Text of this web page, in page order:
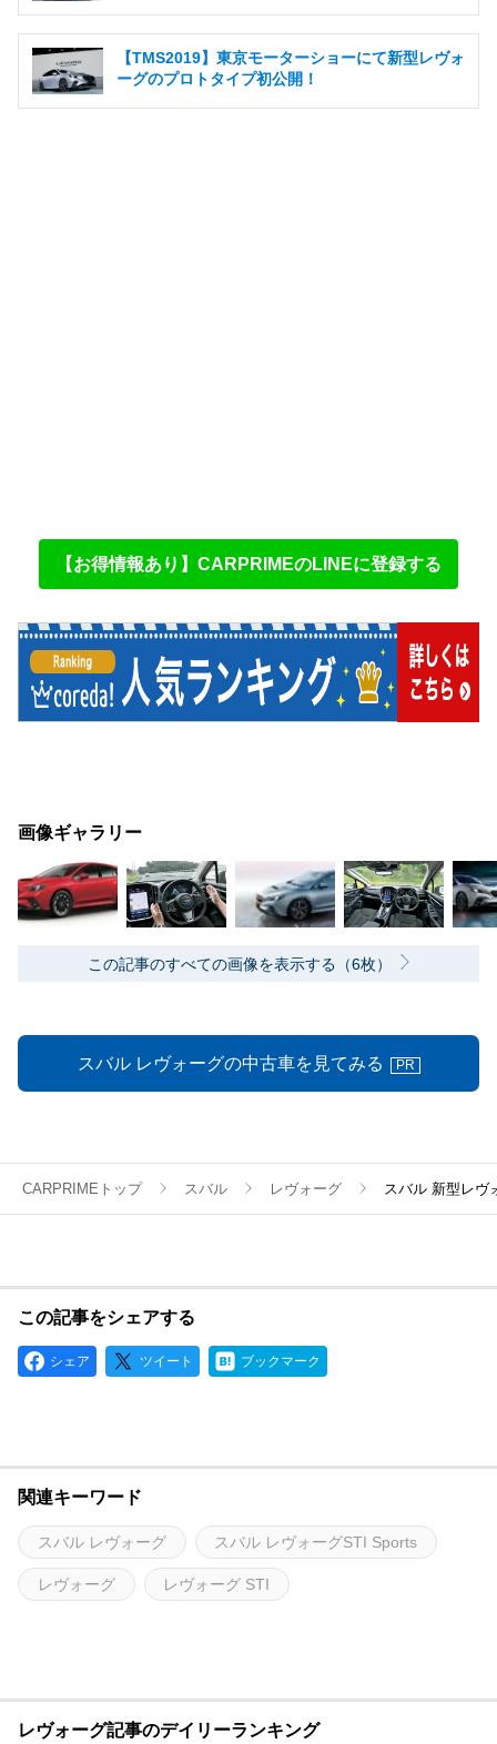
【TMS2019】東京モーターショーにて新型レヴォ
ーグのプロトタイプ初公開！
【お得情報あり】CARPRIMEのLINEに登録する
画像ギャラリー
この記事のすべての画像を表示する（6枚）
スバル レヴォーグの中古車を見てみる PR
CARPRIMEトップ スバル レヴォーグ スバル 新型レヴ
この記事をシェアする
シェア ツイート ブックマーク
関連キーワード
スバル レヴォーグ スバル レヴォーグSTI Sports
レヴォーグ レヴォーグ STI
レヴォーグ記事のデイリーランキング